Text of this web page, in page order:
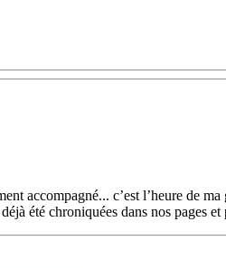
accompagné... c’est l’heure de
été chroniquées dans nos pages et